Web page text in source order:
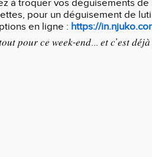
à troquer vos déguisements
pour un déguisement de
en ligne : https://
𝑝𝑜𝑢𝑟 𝑐𝑒 𝑤𝑒𝑒𝑘-𝑒𝑛𝑑... 𝑒𝑡 𝑐’𝑒𝑠𝑡